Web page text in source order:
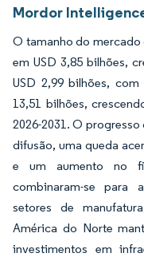
Mordor
O tamanho do mercado
em USD 3,85 bilhões,
USD 2,99 bilhões,
13,51 bilhões,
2026-2031. O
difusão, uma queda
e um aumento no
combinaram-se para
setores de
América do Norte
investimentos em